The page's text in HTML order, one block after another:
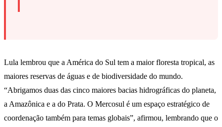
Lula lembrou que a América do Sul tem a maior floresta tropical, as
maiores reservas de águas e de biodiversidade do mundo.
“Abrigamos duas das cinco maiores bacias hidrográficas do planeta,
a Amazônica e a do Prata. O Mercosul é um espaço estratégico de
coordenação também para temas globais”, afirmou, lembrando que o